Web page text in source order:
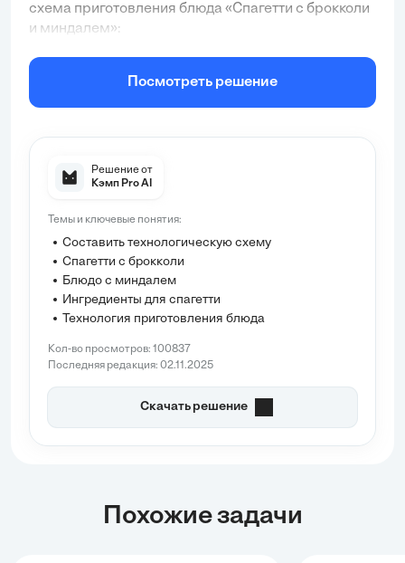
схема приготовления блюда «Спагетти с брокколи
и миндалем»:
Подготовительный этап
1.1. Ознакомьтесь с рецептом и проверьте
полуфабрикат)
• Миндаль (предварительно обжаренные
• Оливковое масло
• Помидоры черри
• Соль
• Чёрный молотый перец
1.2. Подготовьте рабочее место, необходимые
посуду и оборудование (кастрюлю, сковороду,
Этап подготовки ингредиентов
Посмотреть решение
Решение от
Кэмп Pro AI
Темы и ключевые понятия:
Составить технологическую схему
Спагетти с брокколи
Блюдо с миндалем
Ингредиенты для спагетти
Технология приготовления блюда
Кол-во просмотров: 100837
Последняя редакция: 02.11.2025
Скачать решение
Похожие задачи